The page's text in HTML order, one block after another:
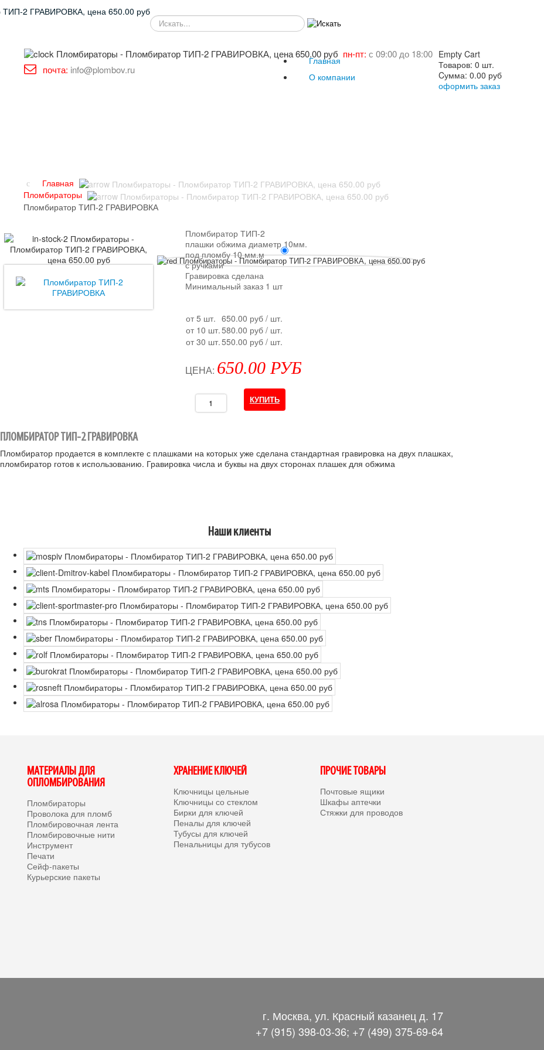
SEARCH
пн-пт: с 09:00 до 18:00
почта: info@plombov.ru
Empty Cart
Товаров: 0 шт.
Cумма: 0.00 руб
оформить заказ
Главная
О компании
Главная
Пломбираторы
Пломбиратор ТИП-2 ГРАВИРОВКА
Пломбиратор ТИП-2
плашки обжима диаметр 10мм.
под пломбу 10 мм.м
с ручками
Гравировка сделана
Минимальный заказ 1 шт
от 5 шт. 650.00 руб / шт.
от 10 шт.580.00 руб / шт.
от 30 шт.550.00 руб / шт.
ЦЕНА: 650.00 РУБ
ПЛОМБИРАТОР ТИП-2 ГРАВИРОВКА
Пломбиратор продается в комплекте с плашками на которых уже сделана стандартная гравировка на двух плашках,
пломбиратор готов к использованию. Гравировка числа и буквы на двух сторонах плашек для обжима
Наши клиенты
МАТЕРИАЛЫ ДЛЯ
ОПЛОМБИРОВАНИЯ
Пломбираторы
Проволока для пломб
Пломбировочная лента
Пломбировочные нити
Инструмент
Печати
Сейф-пакеты
Курьерские пакеты
ХРАНЕНИЕ КЛЮЧЕЙ
Ключницы цельные
Ключницы со стеклом
Бирки для ключей
Пеналы для ключей
Тубусы для ключей
Пенальницы для тубусов
ПРОЧИЕ ТОВАРЫ
Почтовые ящики
Шкафы аптечки
Стяжки для проводов
г. Москва, ул. Красный казанец д. 17
+7 (915) 398-03-36; +7 (499) 375-69-64